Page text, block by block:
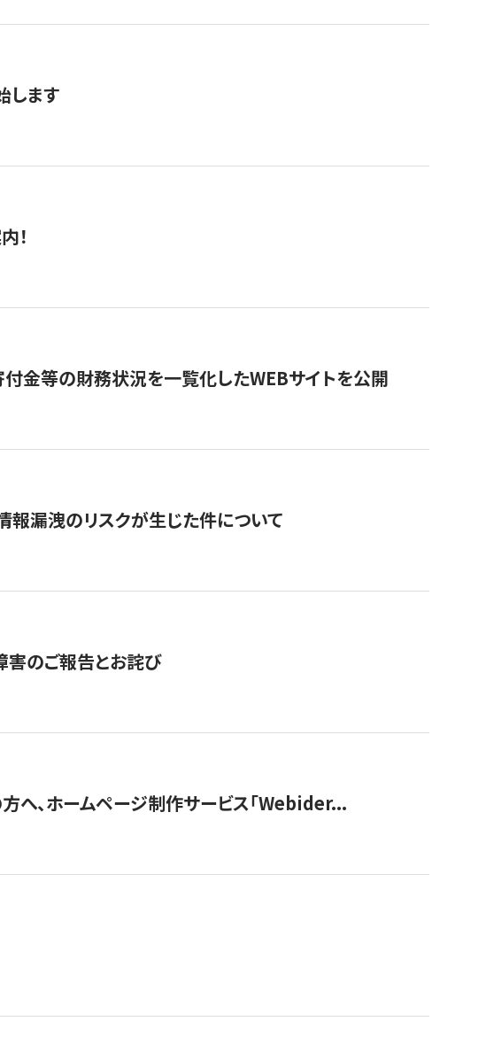
します
！
金等の財務状況を一覧化したWEBサイトを公開
報漏洩のリスクが生じた件について
害のご報告とお詫び
へ、ホームページ制作サービス「Webider...